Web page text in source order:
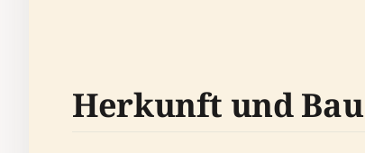
Herkunft und Bau